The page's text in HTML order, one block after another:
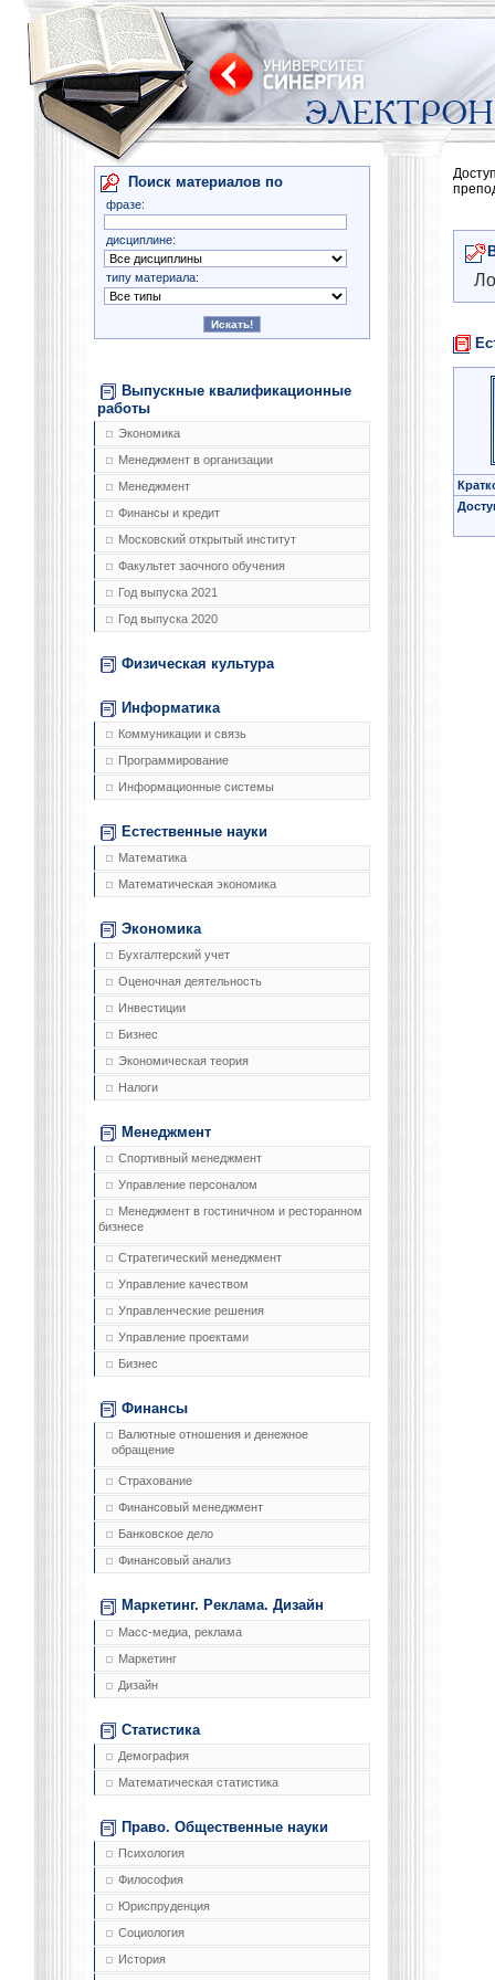
Поиск материалов по
фразе:
дисциплине:
типу материала:
Выпускные квалификационные
работы
Экономика
Менеджмент в организации
Менеджмент
Финансы и кредит
Московский открытый институт
Факультет заочного обучения
Год выпуска 2021
Год выпуска 2020
Физическая культура
Информатика
Коммуникации и связь
Программирование
Информационные системы
Естественные науки
Математика
Математическая экономика
Экономика
Бухгалтерский учет
Оценочная деятельность
Инвестиции
Бизнес
Экономическая теория
Налоги
Менеджмент
Спортивный менеджмент
Управление персоналом
Менеджмент в гостиничном и ресторанном
бизнесе
Стратегический менеджмент
Управление качеством
Управленческие решения
Управление проектами
Бизнес
Финансы
Валютные отношения и денежное
обращение
Страхование
Финансовый менеджмент
Банковское дело
Финансовый анализ
Маркетинг. Реклама. Дизайн
Масс-медиа, реклама
Маркетинг
Дизайн
Статистика
Демография
Математическая статистика
Право. Общественные науки
Психология
Философия
Юриспруденция
Социология
История